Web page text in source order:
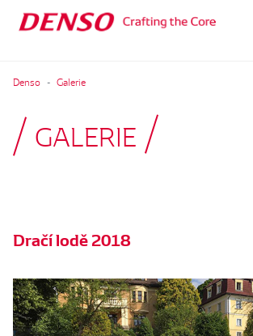
Denso Galerie
GALERIE
Dračí lodě 2018